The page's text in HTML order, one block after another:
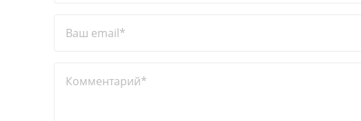
Ваш email*
Комментарий*